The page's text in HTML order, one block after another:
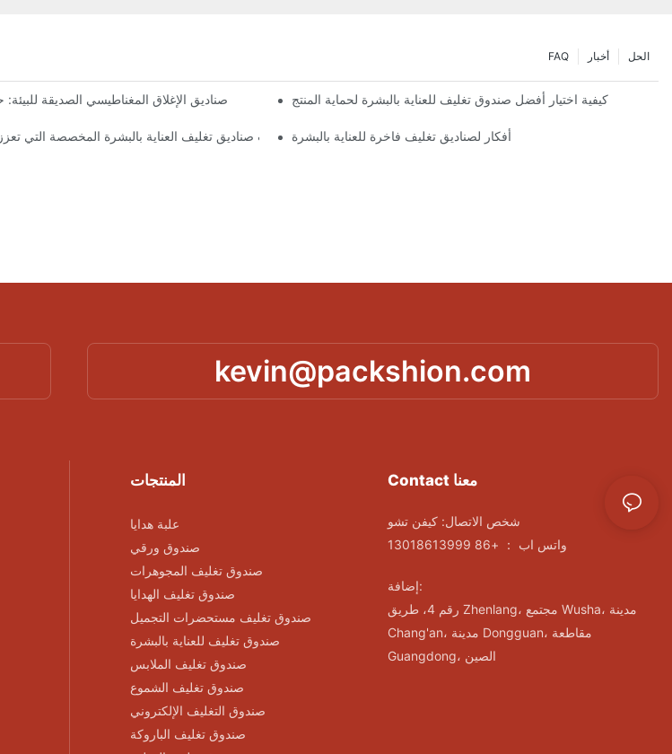
الحل أخبار FAQ
صناديق الإغلاق المغناطيسي الصديقة كيفية اختيار أفضل صندوق تغليف للعناية بالبشرة لحماية المنتج
تصميمات صناديق تغليف العناية بالبشرة المخصصة التي تعززأفكار لصناديق تغليف فاخرة للعناية بالبشرة
kevin@packshion.com
المنتجات
علبة هدايا
صندوق ورقي
صندوق تغليف المجوهرات
صندوق تغليف الهدايا
صندوق تغليف مستحضرات التجميل
صندوق تغليف للعناية بالبشرة
صندوق تغليف الملابس
صندوق تغليف الشموع
صندوق التغليف الإلكتروني
صندوق تغليف الباروكة
Contact معنا
شخص الاتصال: كيفن تشو
واتس اب ： +86 13018613999
إضافة:
رقم 4، طريق Zhenlang، مجتمع Wusha، مدينة
Chang'an، مدينة Dongguan، مقاطعة
Guangdong، الصين